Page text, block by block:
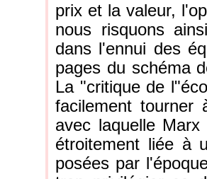
prix et la valeur,
nous risquons
dans l'ennui des
pages du schéma
La "critique de
facilement tourner
avec laquelle
étroitement liée à
posées par